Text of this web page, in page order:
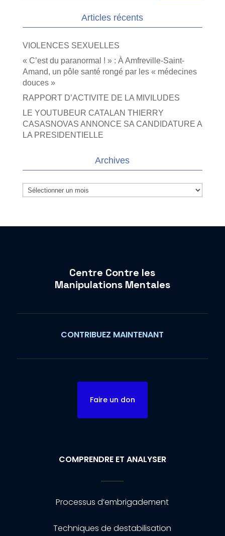
Articles récents
VIOLENCES SEXUELLES
« C’est du paranormal ! » : À Amfreville-Saint-
Amand, un pôle santé rongé par les « médecines
douces »
RAPPORT D’ACTIVITE DE LA MIVILUDES
LE YOUTUBEUR CATALAN THIERRY
CASASNOVAS ANNONCE SA CANDIDATURE A
LA PRESIDENTIELLE
Archives
Archives
Centre Contre les
Manipulations Mentales
CONTRIBUEZ MAINTENANT
Faire un don
COMPRENDRE ET ANALYSER
Processus d’embrigadement
Techniques de destabilisation